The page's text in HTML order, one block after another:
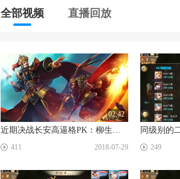
全部视频 直播回放
☑
02:42
近期决战长安高逼格PK：柳生弑神对阵苏三少
411 2018-07-29 249